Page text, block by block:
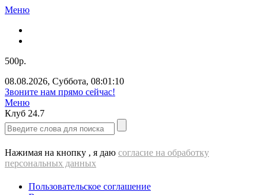
Меню
500р.
08.08.2026, Суббота, 08:01:10
Звоните нам прямо сейчас!
Меню
Клуб 24.7
Нажимая на кнопку , я даю согласие на обработку
персональных данных
Пользовательское соглашение